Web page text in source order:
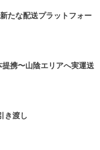
たな配送プラットフォー
携〜山陰エリアへ実運送
き渡し